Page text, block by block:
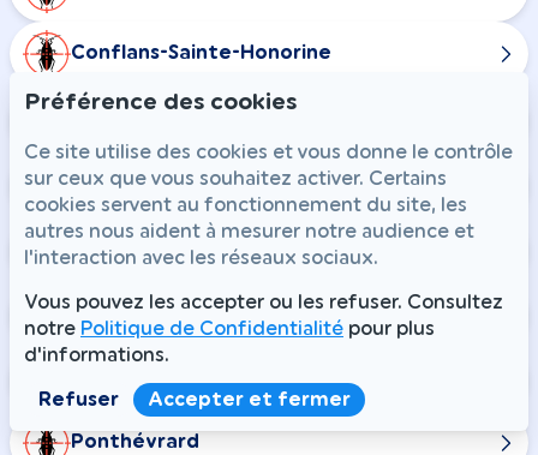
Conflans-Sainte-Honorine
Cernay-la-Ville
Dampierre-en-Yvelines
Senlisse
Ponthévrard
Préférence des cookies
Ce site utilise des cookies et vous donne le contrôle
sur ceux que vous souhaitez activer. Certains
cookies servent au fonctionnement du site, les
autres nous aident à mesurer notre audience et
l'interaction avec les réseaux sociaux.
Vous pouvez les accepter ou les refuser. Consultez
notre Politique de Confidentialité pour plus
d'informations.
Refuser Accepter et fermer